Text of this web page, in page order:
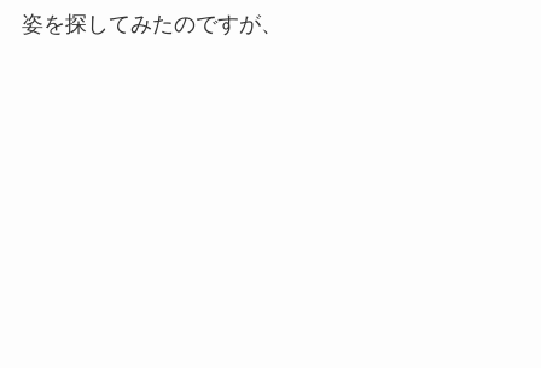
姿を探してみたのですが、